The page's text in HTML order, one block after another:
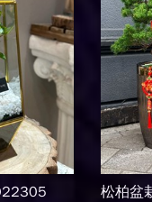
松柏盆